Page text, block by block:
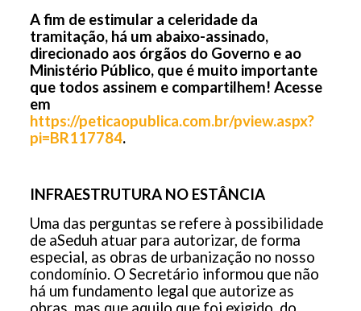
A fim de estimular a celeridade da
tramitação, há um abaixo-assinado,
direcionado aos órgãos do Governo e ao
Ministério Público, que é muito importante
que todos assinem e compartilhem! Acesse
em
https://peticaopublica.com.br/pview.aspx?
pi=BR117784.
INFRAESTRUTURA NO ESTÂNCIA
Uma das perguntas se refere à possibilidade
de aSeduh atuar para autorizar, de forma
especial, as obras de urbanização no nosso
condomínio. O Secretário informou que não
há um fundamento legal que autorize as